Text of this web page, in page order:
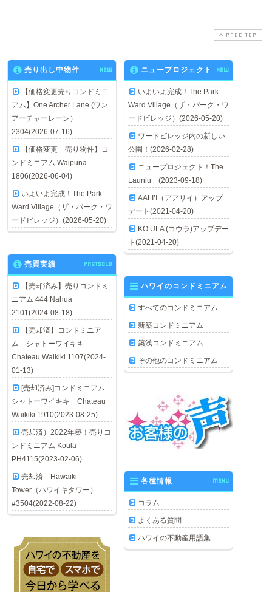
PAGE TOP
売り出し中物件 NEW
【価格変更売りコンドミニ
アム】One Archer Lane (ワン
アーチャーレーン）
2304(2026-07-16)
【価格変更 売り物件】コ
ンドミニアム Waipuna
1806(2026-06-04)
いよいよ完成！The Park
Ward Village（ザ・パーク・ワ
ードビレッジ）(2026-05-20)
ニュープロジェクト NEW
いよいよ完成！The Park
Ward Village（ザ・パーク・ワ
ードビレッジ）(2026-05-20)
ワードビレッジ内の新しい
公園！(2026-02-28)
ニュープロジェクト！The
Launiu (2023-09-18)
AALI’I（アアリイ）アップ
デート(2021-04-20)
KO’ULA (コウラ)アップデー
ト(2021-04-20)
売買実績 PASTSOLD
【売却済み】売りコンドミ
ニアム 444 Nahua
2101(2024-08-18)
【売却済】コンドミニア
ム シャトーワイキキ
Chateau Waikiki 1107(2024-
01-13)
[売却済み]コンドミニアム
シャトーワイキキ Chateau
Waikiki 1910(2023-08-25)
売却済）2022年築！売りコ
ンドミニアム Koula
PH4115(2023-02-06)
売却済 Hawaiki
Tower（ハワイキタワー）
#3504(2022-08-22)
ハワイのコンドミニアム
すべてのコンドミニアム
新築コンドミニアム
築浅コンドミニアム
その他のコンドミニアム
各種情報 MENU
コラム
よくある質問
ハワイの不動産用語集